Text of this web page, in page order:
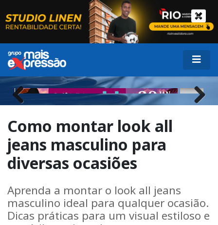
Como montar look all
jeans masculino para
diversas ocasiões